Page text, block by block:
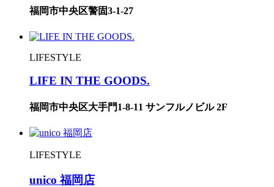
福岡市中央区警固3-1-27
LIFESTYLE
LIFE IN THE GOODS.
福岡市中央区大手門1-8-11 サンフルノビル 2F
LIFESTYLE
unico 福岡店